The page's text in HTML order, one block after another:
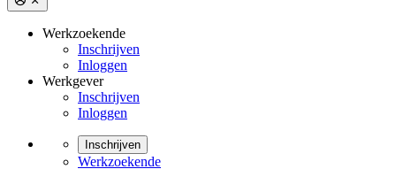
Werkzoekende
Inschrijven
Inloggen
Werkgever
Inschrijven
Inloggen
Inschrijven
Werkzoekende